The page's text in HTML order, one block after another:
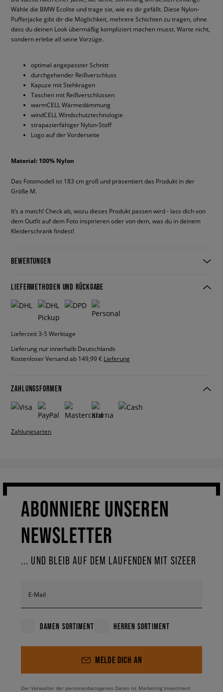
Wähle die BMW Ecolite und trage sie, wie es dir gefällt. Diese Nylon-
Pufferjacke gibt dir die Möglichkeit, mehrere Schichten zu tragen, ohne
dass du deinen Look übermäßig kompliziert machen musst. Warte nicht,
sondern erlebe all seine Vorzüge.
optimal angepasster Schnitt
durchgehender Reißverschluss
Kapuze mit Stehkragen
Taschen mit Reißverschlüssen
warmCELL Wärmedämmung
windCELL Windschutztechnologie
strapazierfähiger Nylon-Stoff
Logo auf der Vorderseite
Material: 100% Nylon
Das Fotomodell ist 183 cm groß und präsentiert das Produkt in der
Größe M.
It’s a match! Check ab, wozu dieses Produkt passen wird - lass dich von
dem Outfit auf dem Foto inspirieren oder von dem, was du in deinem
Kleiderschrank findest!
BEWERTUNGEN
LIEFERMETHODEN UND RÜCKGABE
Lieferzeit 3-5 Werktage
Lieferung nur innerhalb Deutschlands
Kostenloser Versand ab 149,99 € Lieferung
ZAHLUNGSFORMEN
Zahlungsarten
ABONNIERE UNSEREN
NEWSLETTER
... UND BLEIB AUF DEM LAUFENDEN MIT SIZEER
E-Mail
DAMEN SORTIMENT HERREN SORTIMENT
MELDE DICH AN
Der Verwalter der personenbezogenen Daten ist Marketing Investment